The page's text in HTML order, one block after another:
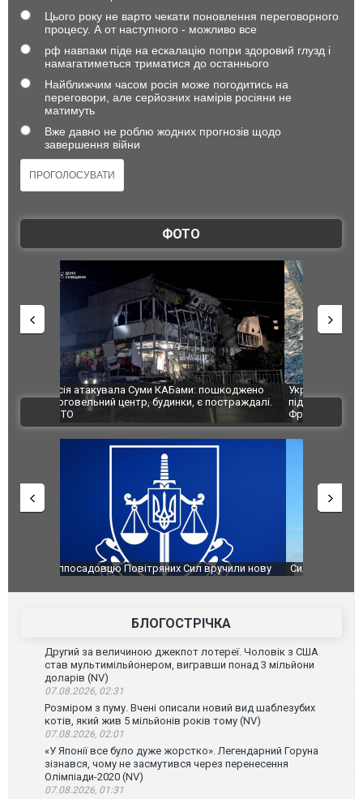
Цього року не варто чекати поновлення переговорного
процесу. А от наступного - можливо все
рф навпаки піде на ескалацію попри здоровий глузд і
намагатиметься триматися до останнього
Найближчим часом росія може погодитись на
переговори, але серйозних намірів росіяни не
матимуть
Вже давно не роблю жодних прогнозів щодо
завершення війни
ФОТО
Українські надзвичайники врятували козуленя
під час ліквідації масштабної лісової пожежі у
Франції
СБУ за
Болгарії
ВІДЕО
Сили оборони уразили Ярославський НПЗ:
атаку. ВІДЕО
Неймар
БЛОГОСТРІЧКА
Другий за величиною джекпот лотереї. Чоловік з США
став мультимільйонером, вигравши понад 3 мільйони
доларів (NV)
07.08.2026, 02:31
Розміром з пуму. Вчені описали новий вид шаблезубих
котів, який жив 5 мільйонів років тому (NV)
07.08.2026, 02:01
«У Японії все було дуже жорстко». Легендарний Горуна
зізнався, чому не засмутився через перенесення
Олімпіади-2020 (NV)
07.08.2026, 01:31